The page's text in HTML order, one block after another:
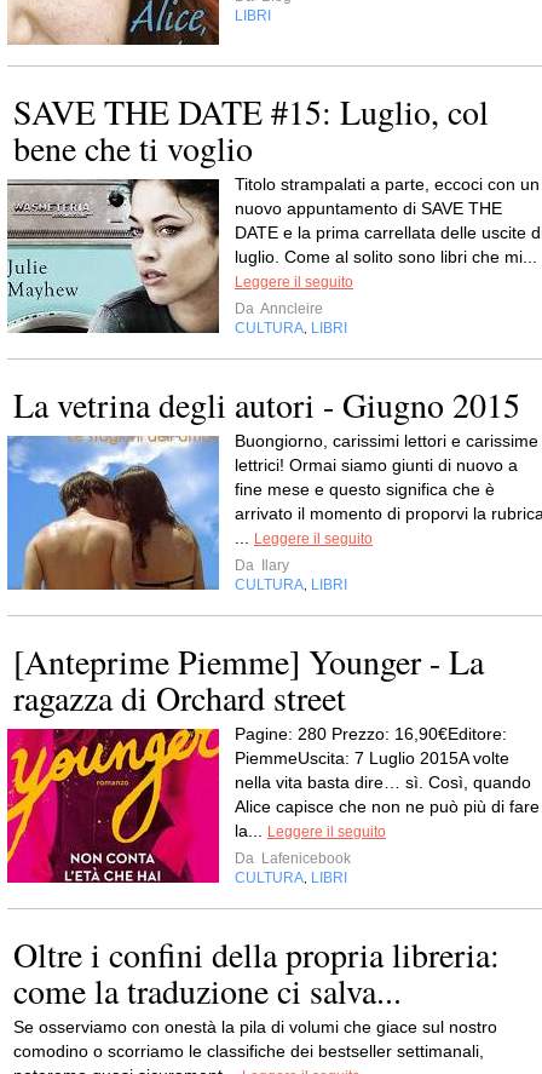
LIBRI
SAVE THE DATE #15: Luglio, col
bene che ti voglio
Titolo strampalati a parte, eccoci con un
nuovo appuntamento di SAVE THE
DATE e la prima carrellata delle uscite
luglio. Come al solito sono libri che mi...
Leggere il seguito
Da Anncleire
CULTURA LIBRI
La vetrina degli autori - Giugno 2015
Buongiorno, carissimi lettori e carissime
lettrici! Ormai siamo giunti di nuovo a
fine mese e questo significa che è
arrivato il momento di proporvi la
Leggere il seguito
Da
Ilary
CULTURA LIBRI
[Anteprime Piemme] Younger - La
ragazza di Orchard street
Pagine: 280 Prezzo: 16,90€Editore:
PiemmeUscita: 7 Luglio 2015A volte
nella vita basta dire… sì. Così, quando
Alice capisce che non ne può più di fare
la...
Leggere il seguito
Da Lafenicebook
CULTURA LIBRI
Oltre i confini della propria libreria:
come la traduzione ci salva...
Se osserviamo con onestà la pila di volumi che giace sul nostro
comodino o scorriamo le classifiche dei bestseller settimanali,